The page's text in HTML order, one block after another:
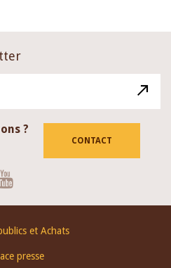
?
CONTACT
et Achats
presse